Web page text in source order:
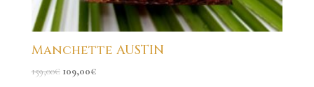
Manchette AUSTIN
159,00€ 109,00€